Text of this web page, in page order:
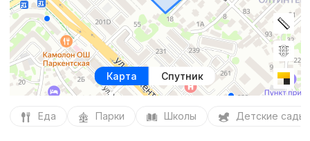
Карта Спутник
Еда Парки Школы Детские сады